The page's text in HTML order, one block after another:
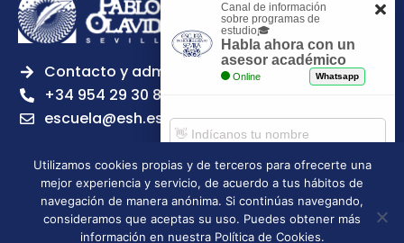
Contacto y admisiones
+34 954 29 30 81
escuela@esh.es
Legal notice Privacy Policy
Cookies Policy
Escuela Superior de Hostelería de Sevilla | 2026 | Todos los
Utilizamos cookies propias y de terceros para ofrecerte una
mejor experiencia y servicio, de acuerdo a tus hábitos de
navegación de manera anónima. Si continúas navegando,
consideramos que aceptas su uso. Puedes obtener más
información en nuestra Política de Cookies.
Canal de información
sobre programas de
estudio🎓
Habla ahora con un
asesor académico
Online Whatsapp
Comenzar chat